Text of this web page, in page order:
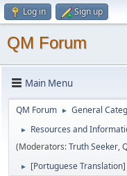
Log in Sign up
QM Forum
Main Menu
QM Forum ► General
►
Resources and
(Moderators:Truth Seeker,
► [Portuguese